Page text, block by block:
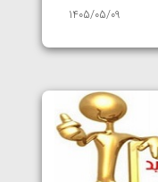
1405/05/09
1405/05/07